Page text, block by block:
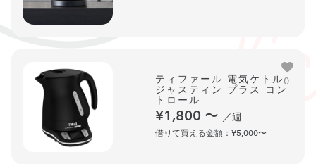
ティファール 電気ケトル
ジャスティン プラス コン
トロール
¥1,800 〜 ／週
借りて買える金額：¥5,000〜
0